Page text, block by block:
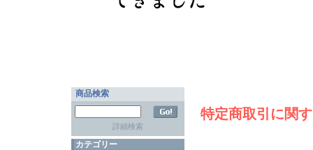
商品検索
詳細検索
カテゴリー
特定商取引に関